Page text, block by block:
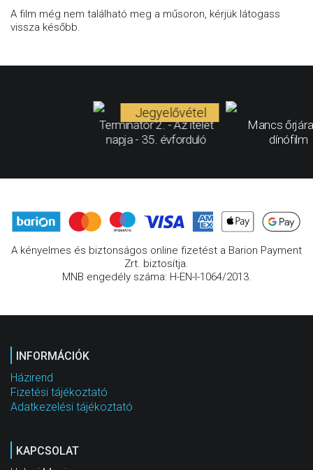
A film még nem található meg a műsoron, kérjük látogass
vissza később.
Terminátor 2. - Az ítélet
napja - 35. évforduló
Jegyelővétel
Mancs
dínófilm
A kényelmes és biztonságos online fizetést a Barion Payment
Zrt. biztosítja.
MNB engedély száma: H-EN-I-1064/2013.
INFORMÁCIÓK
Házirend
Fizetési tájékoztató
Adatkezelési tájékoztató
KAPCSOLAT